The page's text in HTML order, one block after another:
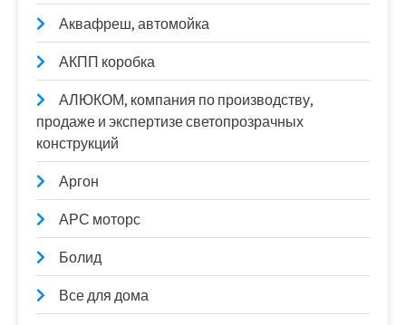
Аквафреш, автомойка
АКПП коробка
АЛЮКОМ, компания по производству,
продаже и экспертизе светопрозрачных
конструкций
Аргон
АРС моторс
Болид
Все для дома